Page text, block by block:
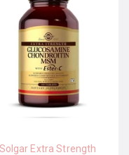
Solgar Extra Strength